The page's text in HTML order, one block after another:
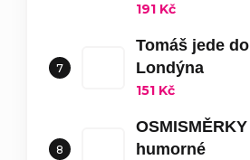
191 Kč
Tomáš jede do
Londýna
151 Kč
OSMISMĚRKY
humorné